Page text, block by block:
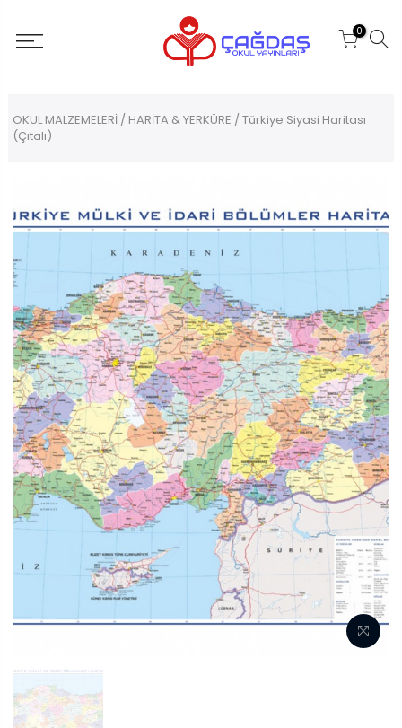
0
OKUL MALZEMELERİ / HARİTA & YERKÜRE / Türkiye Siyasi Haritası
(Çıtalı)